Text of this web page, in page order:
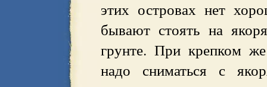
этих островах нет
бывают стоять на
грунте. При крепком
надо сниматься с